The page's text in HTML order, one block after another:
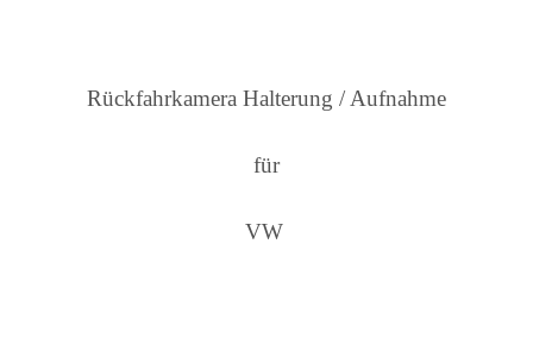
Rückfahrkamera Halterung / Aufnahme
für
VW